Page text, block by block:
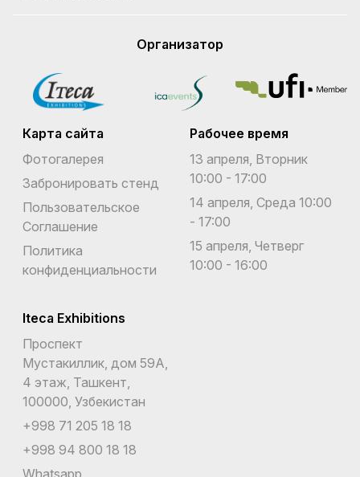
Организатор
Карта сайта
Фотогалерея
Забронировать стенд
Пользовательское
Соглашение
Политика
конфиденциальности
Рабочее время
13 апреля, Вторник
10:00 - 17:00
14 апреля, Среда 10:00
- 17:00
15 апреля, Четверг
10:00 - 16:00
Iteca Exhibitions
Проспект
Мустакиллик, дом 59А,
4 этаж, Ташкент,
100000, Узбекистан
+998 71 205 18 18
+998 94 800 18 18
Whatsapp